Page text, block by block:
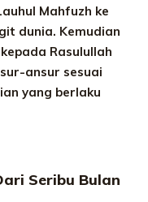
Mahfuzh ke
dunia. Kemudian
Rasulullah
ansur sesuai
yang berlaku
Seribu Bulan